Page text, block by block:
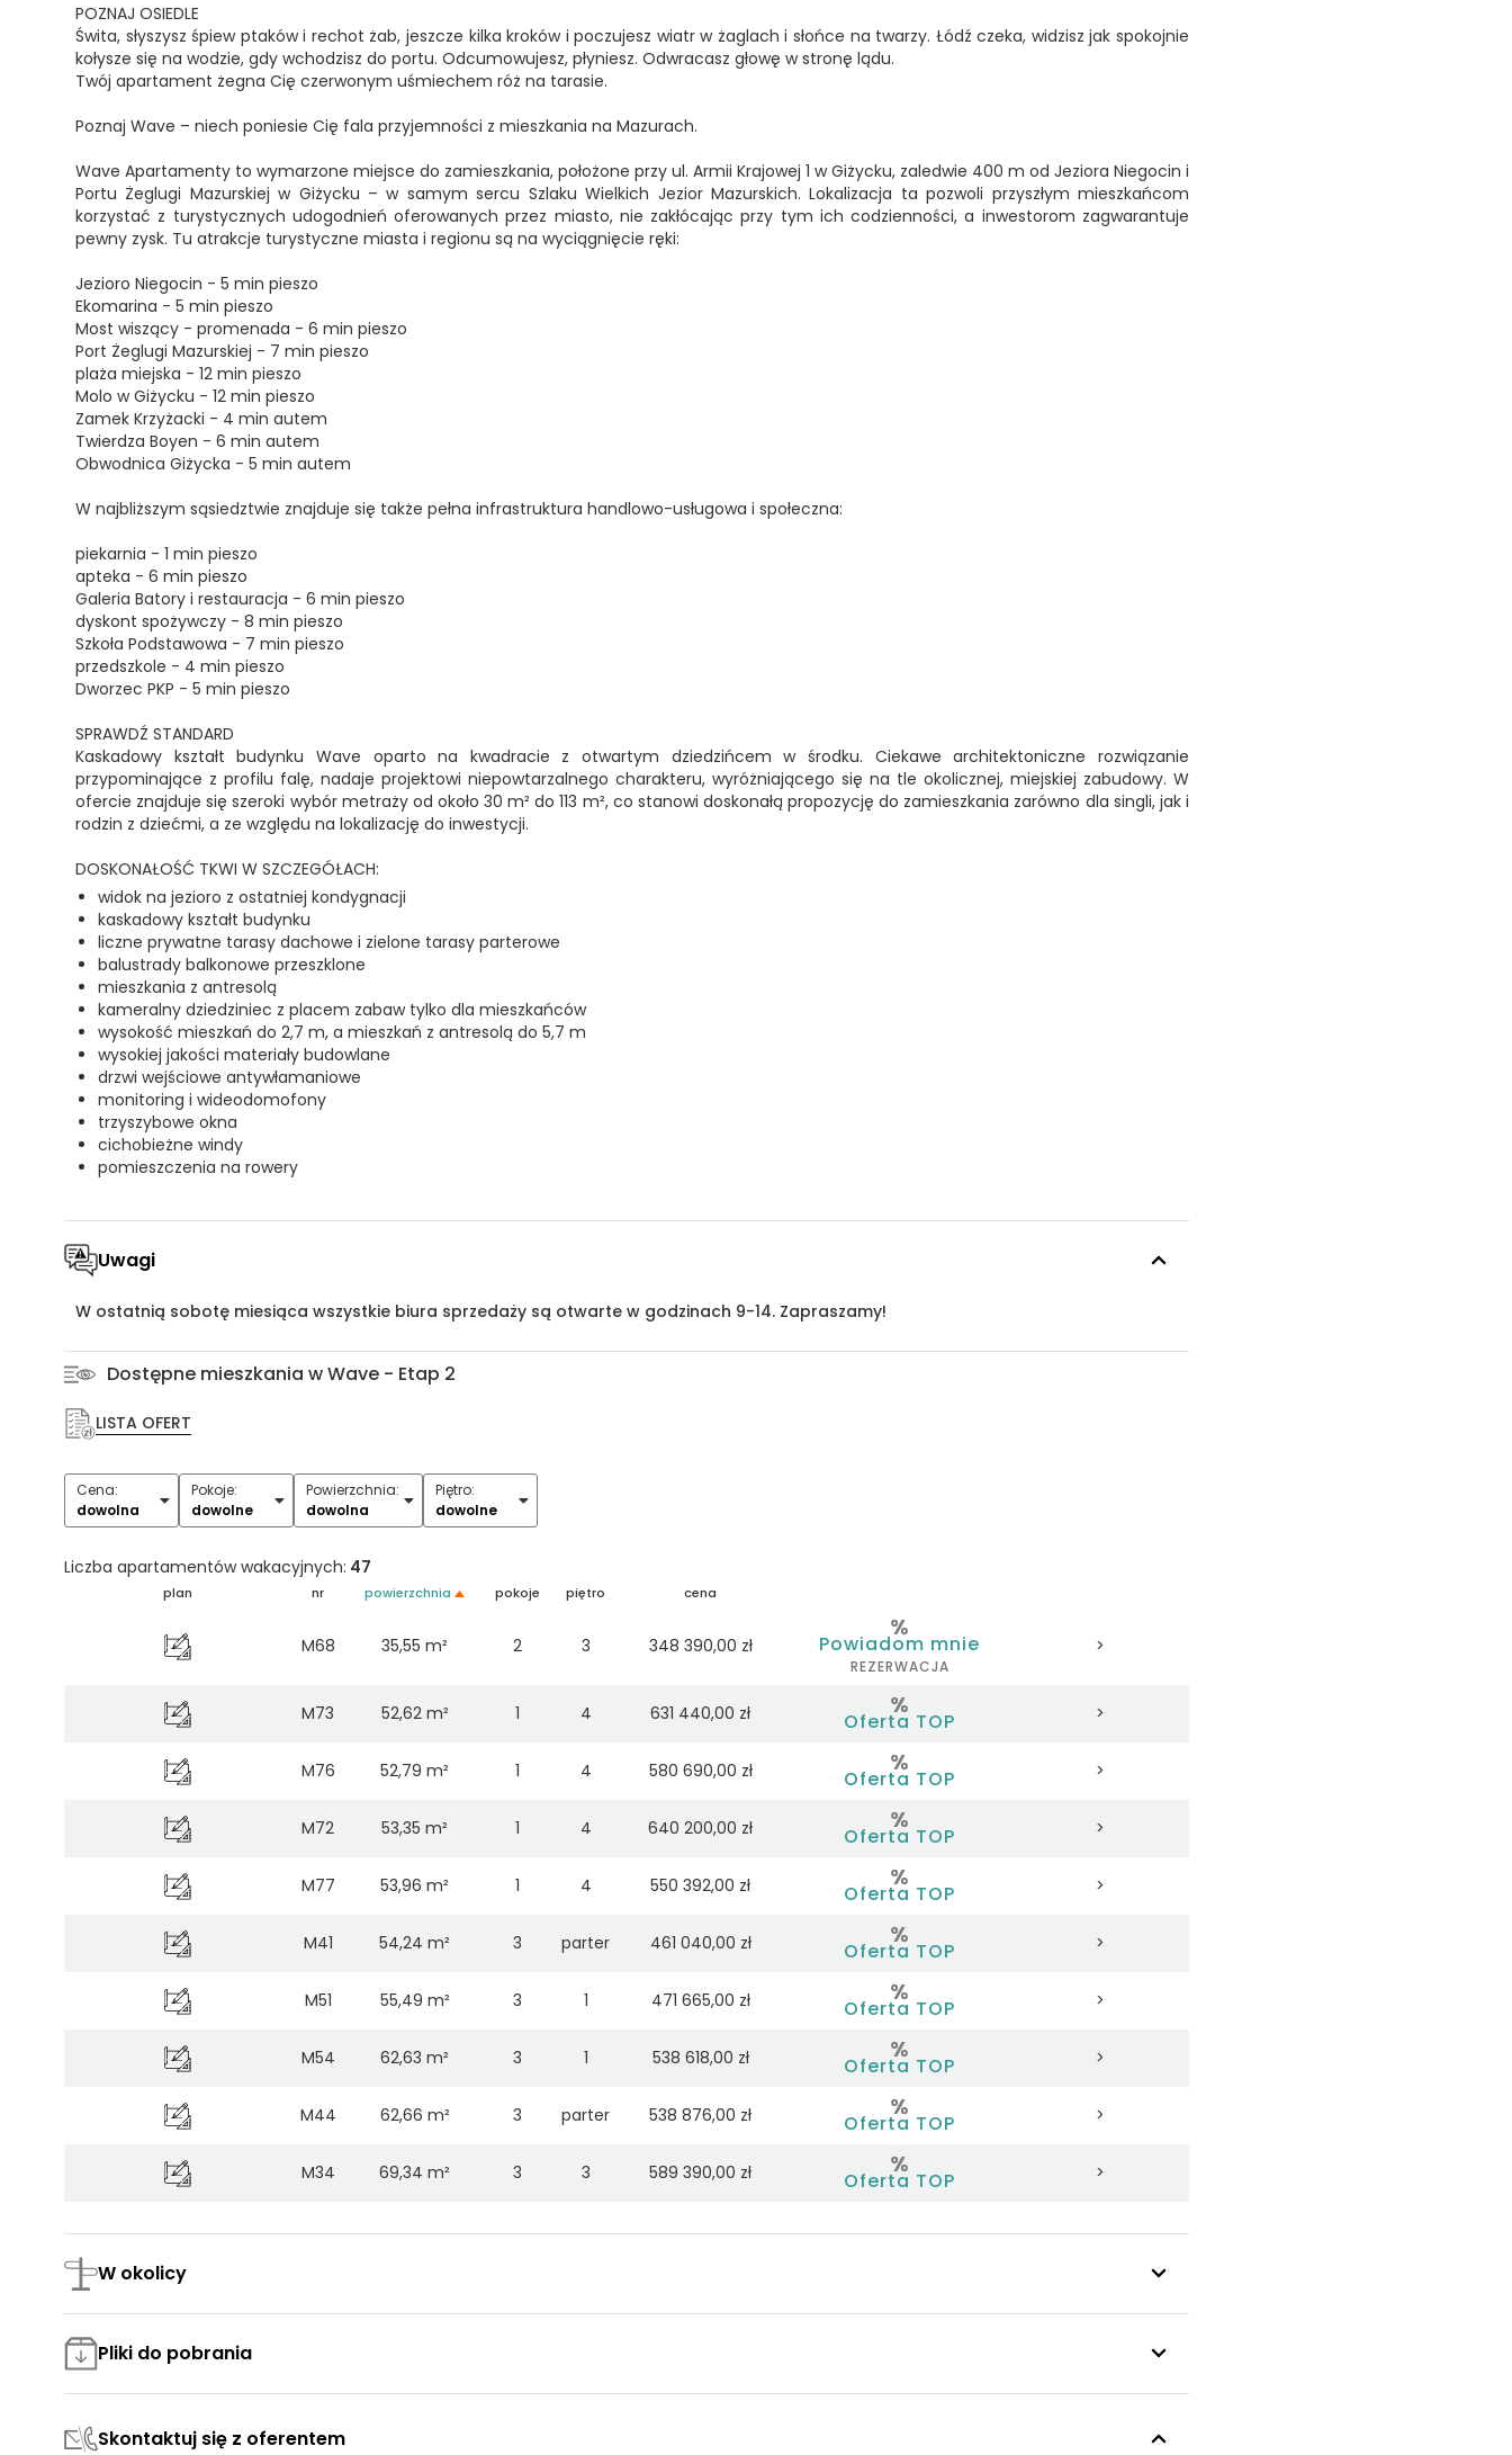
POZNAJ OSIEDLE
Świta, słyszysz śpiew ptaków i rechot żab, jeszcze kilka kroków i poczujesz wiatr w żaglach i słońce na twarzy. Łódź czeka, widzisz jak spokojnie
kołysze się na wodzie, gdy wchodzisz do portu. Odcumowujesz, płyniesz. Odwracasz głowę w stronę lądu.
Twój apartament żegna Cię czerwonym uśmiechem róż na tarasie.
Poznaj Wave – niech poniesie Cię fala przyjemności z mieszkania na Mazurach.
Wave Apartamenty to wymarzone miejsce do zamieszkania, położone przy ul. Armii Krajowej 1 w Giżycku, zaledwie 400 m od Jeziora Niegocin i
Portu Żeglugi Mazurskiej w Giżycku – w samym sercu Szlaku Wielkich Jezior Mazurskich. Lokalizacja ta pozwoli przyszłym mieszkańcom
korzystać z turystycznych udogodnień oferowanych przez miasto, nie zakłócając przy tym ich codzienności, a inwestorom zagwarantuje
pewny zysk. Tu atrakcje turystyczne miasta i regionu są na wyciągnięcie ręki:
Jezioro Niegocin - 5 min pieszo
Ekomarina - 5 min pieszo
Most wiszący - promenada - 6 min pieszo
Port Żeglugi Mazurskiej - 7 min pieszo
plaża miejska - 12 min pieszo
Molo w Giżycku - 12 min pieszo
Zamek Krzyżacki - 4 min autem
Twierdza Boyen - 6 min autem
Obwodnica Giżycka - 5 min autem
W najbliższym sąsiedztwie znajduje się także pełna infrastruktura handlowo-usługowa i społeczna:
piekarnia - 1 min pieszo
apteka - 6 min pieszo
Galeria Batory i restauracja - 6 min pieszo
dyskont spożywczy - 8 min pieszo
Szkoła Podstawowa - 7 min pieszo
przedszkole - 4 min pieszo
Dworzec PKP - 5 min pieszo
SPRAWDŹ STANDARD
Kaskadowy kształt budynku Wave oparto na kwadracie z otwartym dziedzińcem w środku. Ciekawe architektoniczne rozwiązanie
przypominające z profilu falę, nadaje projektowi niepowtarzalnego charakteru, wyróżniającego się na tle okolicznej, miejskiej zabudowy. W
ofercie znajduje się szeroki wybór metraży od około 30 m² do 113 m², co stanowi doskonałą propozycję do zamieszkania zarówno dla singli, jak i
rodzin z dziećmi, a ze względu na lokalizację do inwestycji.
DOSKONAŁOŚĆ TKWI W SZCZEGÓŁACH:
widok na jezioro z ostatniej kondygnacji
kaskadowy kształt budynku
liczne prywatne tarasy dachowe i zielone tarasy parterowe
balustrady balkonowe przeszklone
mieszkania z antresolą
kameralny dziedziniec z placem zabaw tylko dla mieszkańców
wysokość mieszkań do 2,7 m, a mieszkań z antresolą do 5,7 m
wysokiej jakości materiały budowlane
drzwi wejściowe antywłamaniowe
monitoring i wideodomofony
trzyszybowe okna
cichobieżne windy
pomieszczenia na rowery
Uwagi
W ostatnią sobotę miesiąca wszystkie biura sprzedaży są otwarte w godzinach 9-14. Zapraszamy!
Dostępne mieszkania w Wave - Etap 2
LISTA OFERT
Cena:
dowolna
Pokoje:
dowolne
1 2 4 5+
Powierzchnia:
dowolna
Piętro:
dowolne
Liczba apartamentów wakacyjnych: 47
plan nr powierzchnia pokoje piętro cena
M68 35,55 m² 2 3 348 390,00 zł Powiadom mnie
REZERWACJA
>
M73 52,62 m² 1 4 631 440,00 zł Oferta TOP >
M76 52,79 m² 1 4 580 690,00 zł Oferta TOP >
M72 53,35 m² 1 4 640 200,00 zł Oferta TOP >
M77 53,96 m² 1 4 550 392,00 zł Oferta TOP >
M41 54,24 m² 3 parter 461 040,00 zł Oferta TOP >
M51 55,49 m² 3 1 471 665,00 zł Oferta TOP >
M54 62,63 m² 3 1 538 618,00 zł Oferta TOP >
M44 62,66 m² 3 parter 538 876,00 zł Oferta TOP >
M34 69,34 m² 3 3 589 390,00 zł Oferta TOP >
M26 69,59 m² 3 2 584 556,00 zł Oferta TOP >
M50 76,54 m² 4 1 635 282,00 zł >
W okolicy
Pliki do pobrania
Skontaktuj się z oferentem